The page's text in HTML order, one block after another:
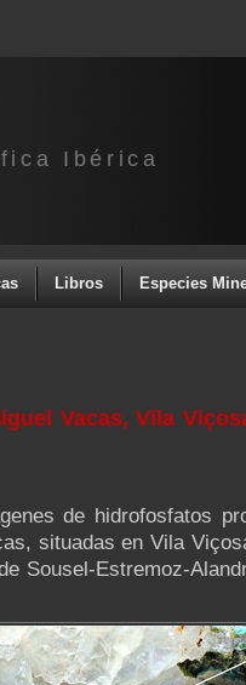
Ibérica
Libros Especies
Vacas, Vila
de hidrofosfatos
situadas en Vila
Sousel-Estremoz-